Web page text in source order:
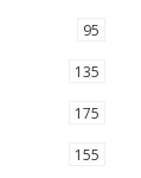
95
135
175
155